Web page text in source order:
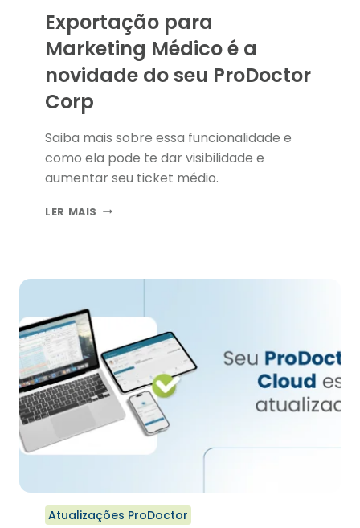
Exportação para
Marketing Médico é a
novidade do seu ProDoctor
Corp
Saiba mais sobre essa funcionalidade e
como ela pode te dar visibilidade e
aumentar seu ticket médio.
LER MAIS EXPORTAÇÃO
DO
PRODOCTOR
CORP
Atualizações ProDoctor